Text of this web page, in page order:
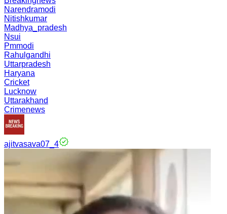
Narendramodi
Nitishkumar
Madhya_pradesh
Nsui
Pmmodi
Rahulgandhi
Uttarpradesh
Haryana
Cricket
Lucknow
Uttarakhand
Crimenews
ajitvasava07_4